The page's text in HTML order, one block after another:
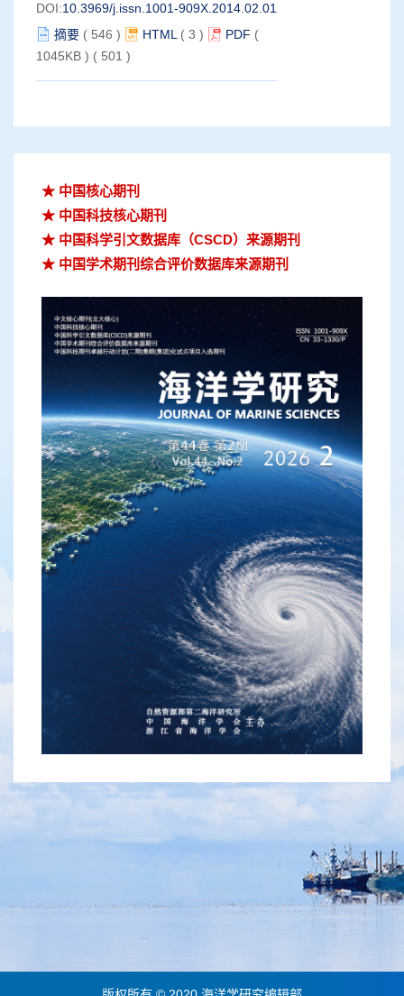
DOI:10.3969/j.issn.1001-909X.2014.02.012
摘要 ( 546 ) HTML ( 3 ) PDF (
1045KB ) ( 501 )
★ 中国核心期刊
★ 中国科技核心期刊
★ 中国科学引文数据库（CSCD）来源期刊
★ 中国学术期刊综合评价数据库来源期刊